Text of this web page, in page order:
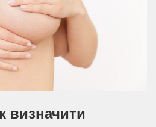
визначити